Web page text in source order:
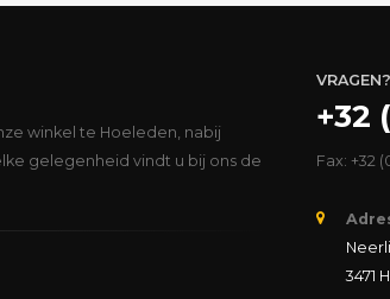
winkel te Hoeleden, nabij
gelegenheid vindt u bij ons de
+32
Fax: +32
3471